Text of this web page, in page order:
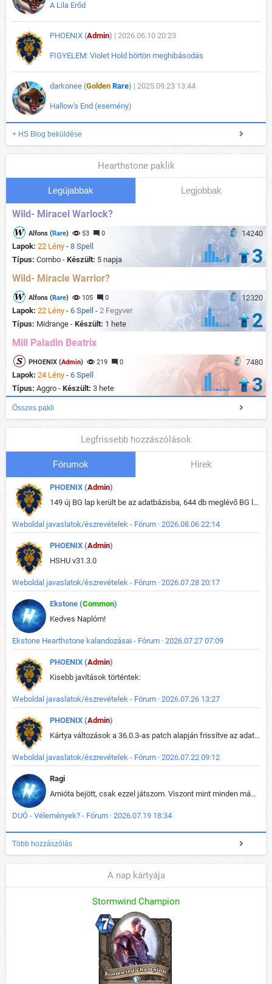
A Lila Erőd
PHOENIX (Admin) | 2026.06.10 20:23
FIGYELEM: Violet Hold börtön meghibásodás
darkonee (Golden Rare) | 2025.09.23 13:44
Hallow's End (esemény)
+ HS Blog beküldése
Hearthstone paklik
Legújabbak Legjobbak
Wild- Miracel Warlock?
14240
Alfons (Rare) 53 0
Lapok: 22 Lény - 8 Spell
Típus: Combo - Készült: 5 napja 3
Wild- Miracle Warrior?
12320
Alfons (Rare) 105 0
Lapok: 22 Lény - 6 Spell - 2 Fegyver
Típus: Midrange - Készült: 1 hete 2
Mill Paladin Beatrix
7480
PHOENIX (Admin) 219 0
Lapok: 24 Lény - 6 Spell
Típus: Aggro - Készült: 3 hete 3
Összes pakli
Legfrissebb hozzászólások
Fórumok Hirek
PHOENIX (Admin)
149 új BG lap került be az adatbázisba, 644 db meglévő BG lap módosult, bekerültek az új képek a megváltozott lapokhoz is.
Weboldal javaslatok/észrevételek - Fórum · 2026.08.06 22:14
PHOENIX (Admin)
HSHU v31.3.0
Weboldal javaslatok/észrevételek - Fórum · 2026.07.28 20:17
Ekstone (Common)
Kedves Naplóm!
Ekstone Hearthstone kalandozásai - Fórum · 2026.07.27 07:09
PHOENIX (Admin)
Kisebb javítások történtek:
Weboldal javaslatok/észrevételek - Fórum · 2026.07.26 13:27
PHOENIX (Admin)
Kártya változások a 36.0.3-as patch alapján frissítve az adatbázisban (képek is cserélve).
Weboldal javaslatok/észrevételek - Fórum · 2026.07.22 09:12
Ragi
Amióta bejött, csak ezzel játszom. Viszont mint minden más - akár az alapjáték is, ez is baromira összetett lett. Néha már pár kör után is esélytelen az egész. Vagy irreállisan túltápol valaki, vagy lelép a partner, vagy csak hülye mint a segg. És amikor eljönne az én időm, na akkor jön el mindenki másé is. Engem jobban érdekelne, hogy ki milyen ratingen szokott játszani. Na ez lenne egy érdekes adat.
DUÓ - Vélemények? - Fórum · 2026.07.19 18:34
Több hozzászólás
A nap kártyája
Stormwind Champion